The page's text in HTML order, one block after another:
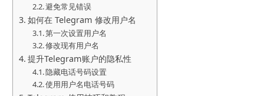
避免常见错误
如何在 Telegram 修改用户名
第一次设置用户名
修改现有用户名
提升Telegram账户的隐私性
隐藏电话号码设置
使用用户名电话号码